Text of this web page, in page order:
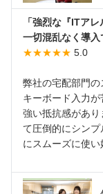
「強烈な『ITア
一切混乱なく導入
★★★★★ 5.0
弊社の宅配部門の
キーボード入力
強い抵抗感があ
て圧倒的にシン
にスムーズに使い